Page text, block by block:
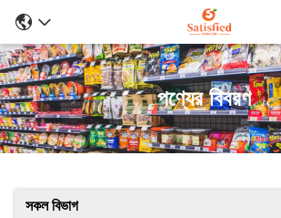
পণ্যের বিবরণ
সকল বিভাগ